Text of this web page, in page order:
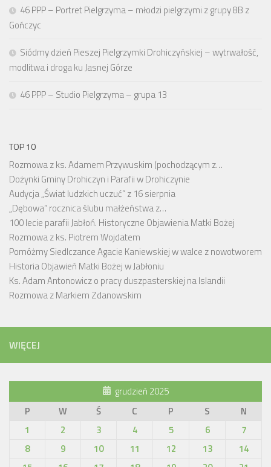
46 PPP – Portret Pielgrzyma – młodzi pielgrzymi z grupy 8B z
Gończyc
Siódmy dzień Pieszej Pielgrzymki Drohiczyńskiej – wytrwałość,
modlitwa i droga ku Jasnej Górze
46 PPP – Studio Pielgrzyma – grupa 13
TOP 10
Rozmowa z ks. Adamem Przywuskim (pochodzącym z…
Dożynki Gminy Drohiczyn i Parafii w Drohiczynie
Audycja „Świat ludzkich uczuć” z 16 sierpnia
„Dębowa” rocznica ślubu małżeństwa z…
100 lecie parafii Jabłoń. Historyczne Objawienia Matki Bożej
Rozmowa z ks. Piotrem Wojdatem
Pomóżmy Siedlczance Agacie Kaniewskiej w walce z nowotworem
Historia Objawień Matki Bożej w Jabłoniu
Ks. Adam Antonowicz o pracy duszpasterskiej na Islandii
Rozmowa z Markiem Zdanowskim
WIĘCEJ
grudzień 2025
P
W Ś C P S
N
1
2 3 4 5 6
7
8
9 10 11 12 13
14